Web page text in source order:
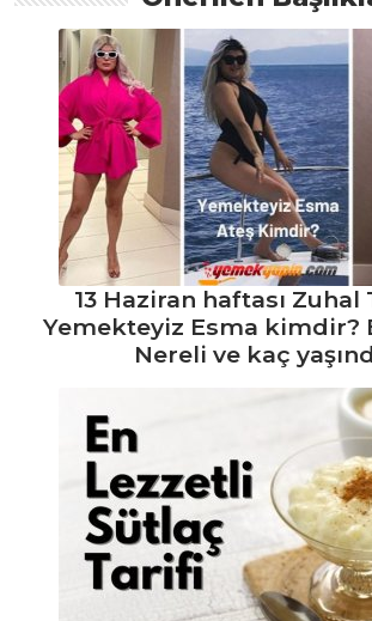
Arpa Şehriyeli
Pilav
PANCAR OTLU
İSLİ FİRİK PİLAVI
KUZU ETLİ VE
BAHARATLI PİLAV
Pilav ve Makarna
Tüm Tarifleri
13 Haziran haftası Zuhal
Yemekteyiz Esma kimdir?
Nereli ve kaç